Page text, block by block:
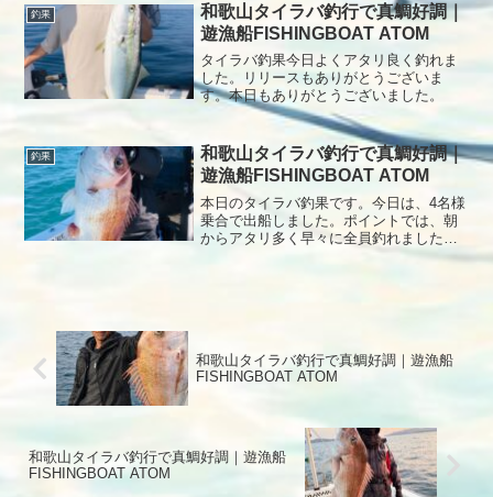
釣果
和歌山タイラバ釣行で真鯛好調｜
遊漁船FISHINGBOAT ATOM
タイラバ釣果今日よくアタリ良く釣れま
した。リリースもありがとうございま
す。本日もありがとうございました。
釣果
和歌山タイラバ釣行で真鯛好調｜
遊漁船FISHINGBOAT ATOM
本日のタイラバ釣果です。今日は、4名様
乗合で出船しました。ポイントでは、朝
からアタリ多く早々に全員釣れました。
その後ポイント移動してからアタリ少な
和歌山タイラバ釣行で真鯛好調｜遊漁船
FISHINGBOAT ATOM
和歌山タイラバ釣行で真鯛好調｜遊漁船
FISHINGBOAT ATOM